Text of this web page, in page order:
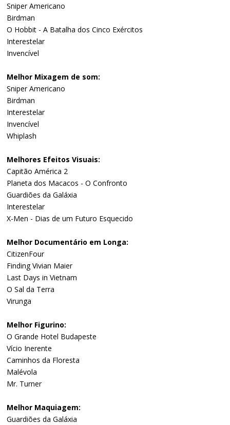
Sniper Americano
Birdman
O Hobbit - A Batalha dos Cinco Exércitos
Interestelar
Invencível
Melhor Mixagem de som:
Sniper Americano
Birdman
Interestelar
Invencível
Whiplash
Melhores Efeitos Visuais:
Capitão América 2
Planeta dos Macacos - O Confronto
Guardiões da Galáxia
Interestelar
X-Men - Dias de um Futuro Esquecido
Melhor Documentário em Longa:
CitizenFour
Finding Vivian Maier
Last Days in Vietnam
O Sal da Terra
Virunga
Melhor Figurino:
O Grande Hotel Budapeste
Vício Inerente
Caminhos da Floresta
Malévola
Mr. Turner
Melhor Maquiagem:
Guardiões da Galáxia